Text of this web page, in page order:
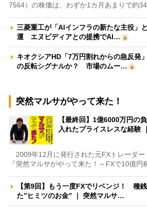
7564）の株価は、わずか1カ月あまりで約
三菱重工が「AIインフラの新たな主役」
運 エヌビディアとの提携でAI…
キオクシアHD「7万円割れからの急反発
の反転シグナルか？ 市場のムー…
突然マルサがやって来た！
【最終回】1億6000万円の
入れたプライスレスな経験
2009年12月に発行された元FXトレーダー
『突然マルサがやって来た！～FXで10億円
【第9回】もう一度FXでリベンジ！ 種
た”ヒミツのお金” ｜ 突然マルサ…